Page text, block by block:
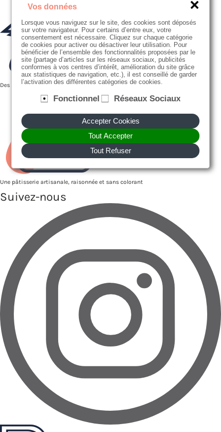
Des producteurs proches de nous
Une pâtisserie artisanale, raisonnée et sans colorant
Suivez-nous
Vos données
Lorsque vous naviguez sur le site, des cookies sont déposés
sur votre navigateur. Pour certains d’entre eux, votre
consentement est nécessaire. Cliquez sur chaque catégorie
de cookies pour activer ou désactiver leur utilisation. Pour
bénéficier de l’ensemble des fonctionnalités proposées par le
site (partage d’articles sur les réseaux sociaux, publicités
conformes à vos centres d’intérêt, amélioration du site grâce
aux statistiques de navigation, etc.), il est conseillé de garder
l’activation des différentes catégories de cookies.
Fonctionnel Réseaux Sociaux
Accepter Cookies
Tout Accepter
Tout Refuser